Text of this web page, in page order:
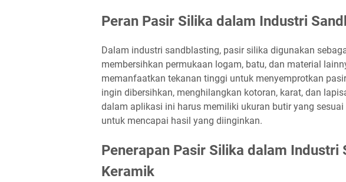
Peran Pasir Silika dalam Industri
Dalam industri sandblasting, pasir silika digunakan
membersihkan permukaan logam, batu, dan material
memanfaatkan tekanan tinggi untuk menyemprotkan
ingin dibersihkan, menghilangkan kotoran, karat, dan
dalam aplikasi ini harus memiliki ukuran butir yang
untuk mencapai hasil yang diinginkan.
Penerapan Pasir Silika dalam Industri
Keramik